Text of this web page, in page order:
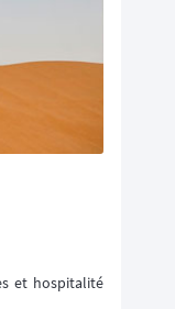
et hospitalité